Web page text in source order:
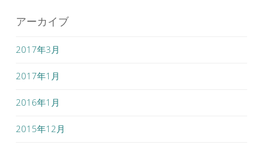
アーカイブ
2017年3月
2017年1月
2016年1月
2015年12月